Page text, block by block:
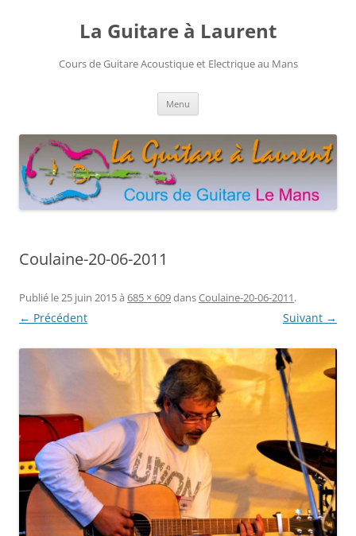
La Guitare à Laurent
Cours de Guitare Acoustique et Electrique au Mans
Menu
Coulaine-20-06-2011
Publié le25 juin 2015à 685 × 609dansCoulaine-20-06-2011.
← Précédent Suivant →